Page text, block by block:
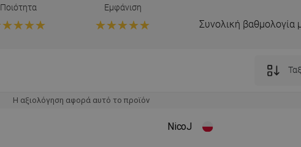
Ποιότητα Εμφάνιση
Συνολική βαθμολογία
Η αξιολόγηση αφορά αυτό το προϊόν
NicoJ